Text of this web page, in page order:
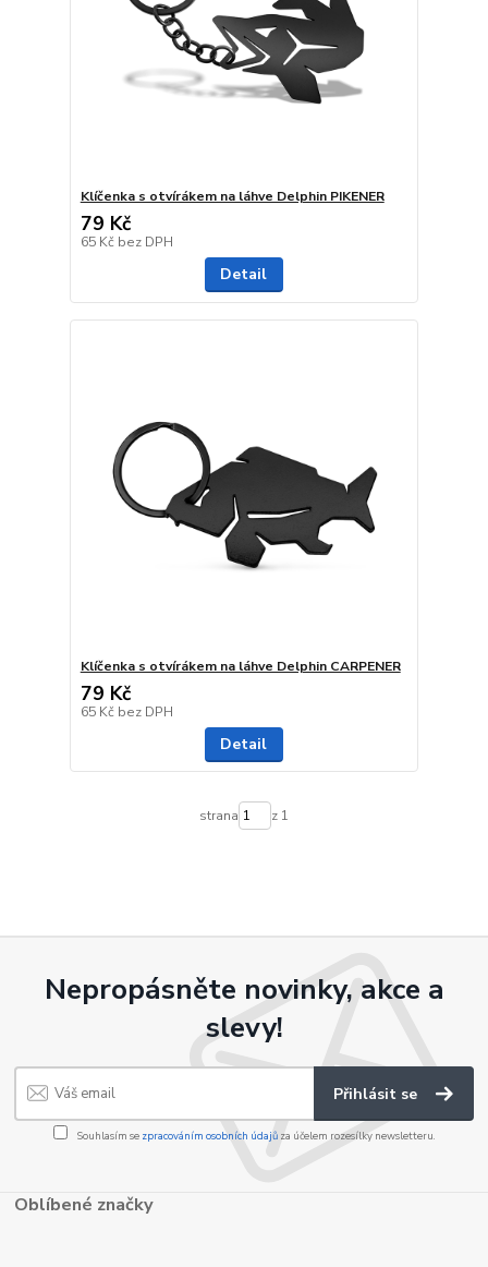
Klíčenka s otvírákem na láhve Delphin PIKENER
79 Kč
65 Kč bez DPH
Detail
Klíčenka s otvírákem na láhve Delphin CARPENER
79 Kč
65 Kč bez DPH
Detail
strana z 1
Nepropásněte novinky, akce a
slevy!
Přihlásit se
Souhlasím se zpracováním osobních údajůza účelem rozesílky newsletteru.
Oblíbené značky